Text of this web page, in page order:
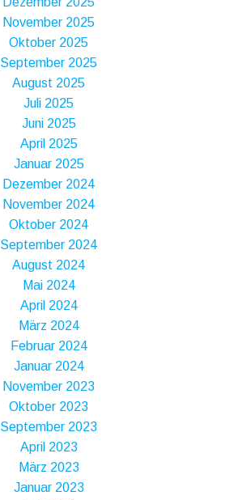
November 2025
Oktober 2025
September 2025
August 2025
Juli 2025
Juni 2025
April 2025
Januar 2025
Dezember 2024
November 2024
Oktober 2024
September 2024
August 2024
Mai 2024
April 2024
März 2024
Februar 2024
Januar 2024
November 2023
Oktober 2023
September 2023
April 2023
März 2023
Januar 2023